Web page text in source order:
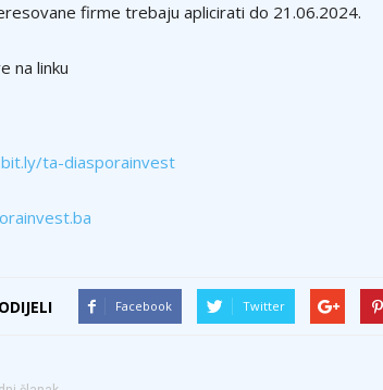
firme trebaju aplicirati do 21.06.2024.
na linku
ta-diasporainvest
Facebook Twitter